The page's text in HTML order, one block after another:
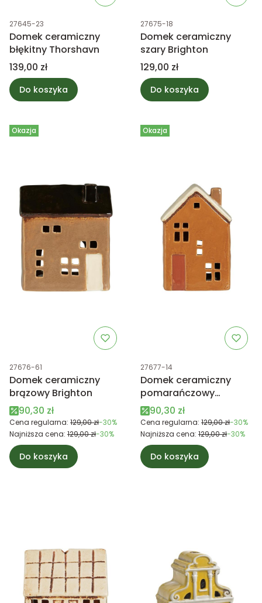
Kod produktu
27645-23
Domek ceramiczny
błękitny Thorshavn
Cena
139,00 zł
Do koszyka
Kod produktu
27675-18
Domek ceramiczny
szary Brighton
Cena
129,00 zł
Do koszyka
Okazja
Kod produktu
27676-61
Domek ceramiczny
brązowy Brighton
Cena promocyjna
90,30 zł
Cena regularna: 129,00 zł-30%
Najniższa cena: 129,00 zł-30%
Do koszyka
Okazja
Kod produktu
27677-14
Domek ceramiczny
pomarańczowy
Brighton
Cena promocyjna
90,30 zł
Cena regularna: 129,00 zł-30%
Najniższa cena: 129,00 zł-30%
Do koszyka